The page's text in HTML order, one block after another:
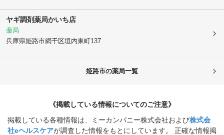
ヤギ調剤薬局かいち店
薬局
兵庫県姫路市網干区垣内東町137
姫路市の薬局一覧
《掲載している情報についてのご注意》
掲載している各種情報は、ミーカンパニー株式会社および株式会
社eヘルスケアが調査した情報をもとにしています。 正確な情報掲